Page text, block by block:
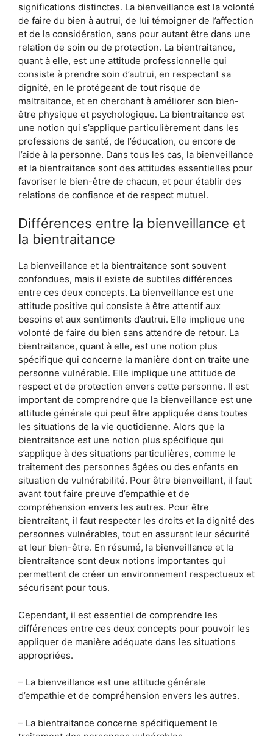
significations distinctes. La bienveillance est la volonté
de faire du bien à autrui, de lui témoigner de l’affection
et de la considération, sans pour autant être dans une
relation de soin ou de protection. La bientraitance,
quant à elle, est une attitude professionnelle qui
consiste à prendre soin d’autrui, en respectant sa
dignité, en le protégeant de tout risque de
maltraitance, et en cherchant à améliorer son bien-
être physique et psychologique. La bientraitance est
une notion qui s’applique particulièrement dans les
professions de santé, de l’éducation, ou encore de
l’aide à la personne. Dans tous les cas, la bienveillance
et la bientraitance sont des attitudes essentielles pour
favoriser le bien-être de chacun, et pour établir des
relations de confiance et de respect mutuel.
Différences entre la bienveillance et
la bientraitance
La bienveillance et la bientraitance sont souvent
confondues, mais il existe de subtiles différences
entre ces deux concepts. La bienveillance est une
attitude positive qui consiste à être attentif aux
besoins et aux sentiments d’autrui. Elle implique une
volonté de faire du bien sans attendre de retour. La
bientraitance, quant à elle, est une notion plus
spécifique qui concerne la manière dont on traite une
personne vulnérable. Elle implique une attitude de
respect et de protection envers cette personne. Il est
important de comprendre que la bienveillance est une
attitude générale qui peut être appliquée dans toutes
les situations de la vie quotidienne. Alors que la
bientraitance est une notion plus spécifique qui
s’applique à des situations particulières, comme le
traitement des personnes âgées ou des enfants en
situation de vulnérabilité. Pour être bienveillant, il faut
avant tout faire preuve d’empathie et de
compréhension envers les autres. Pour être
bientraitant, il faut respecter les droits et la dignité des
personnes vulnérables, tout en assurant leur sécurité
et leur bien-être. En résumé, la bienveillance et la
bientraitance sont deux notions importantes qui
permettent de créer un environnement respectueux et
sécurisant pour tous.
Cependant, il est essentiel de comprendre les
différences entre ces deux concepts pour pouvoir les
appliquer de manière adéquate dans les situations
appropriées.
– La bienveillance est une attitude générale
d’empathie et de compréhension envers les autres.
– La bientraitance concerne spécifiquement le